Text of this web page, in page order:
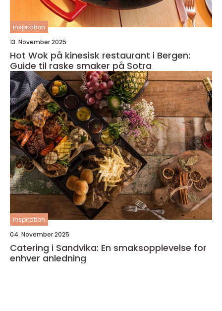
inspiration
13. November 2025
Hot Wok på kinesisk restaurant i Bergen:
Guide til raske smaker på Sotra
inspiration
04. November 2025
Catering i Sandvika: En smaksopplevelse for
enhver anledning